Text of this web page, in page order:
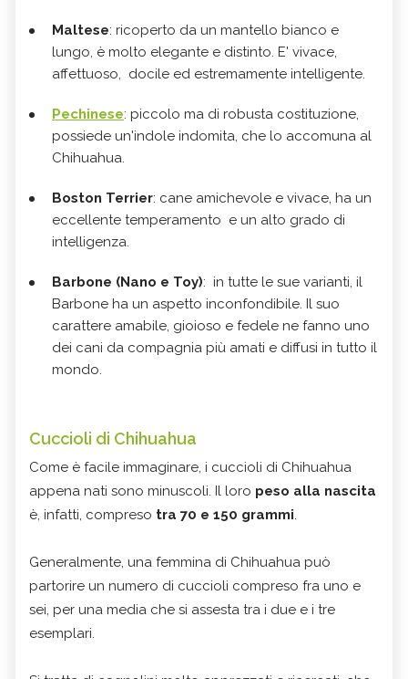
Maltese: ricoperto da un mantello bianco e
lungo, è molto elegante e distinto. E' vivace,
affettuoso, docile ed estremamente intelligente.
Pechinese: piccolo ma di robusta costituzione,
possiede un'indole indomita, che lo accomuna al
Chihuahua.
Boston Terrier: cane amichevole e vivace, ha un
eccellente temperamento e un alto grado di
intelligenza.
Barbone (Nano e Toy): in tutte le sue varianti, il
Barbone ha un aspetto inconfondibile. Il suo
carattere amabile, gioioso e fedele ne fanno uno
dei cani da compagnia più amati e diffusi in tutto il
mondo.
Cuccioli di Chihuahua
Come è facile immaginare, i cuccioli di Chihuahua
appena nati sono minuscoli. Il loro peso alla nascita
è, infatti, compreso tra 70 e 150 grammi.
Generalmente, una femmina di Chihuahua può
partorire un numero di cuccioli compreso fra uno e
sei, per una media che si assesta tra i due e i tre
esemplari.